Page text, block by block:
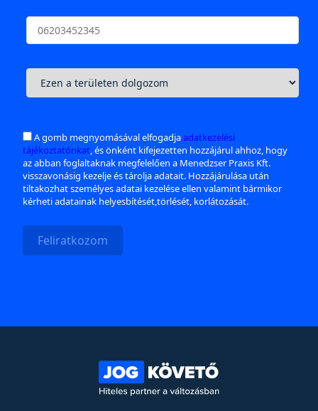
A gomb megnyomásával elfogadjaadatkezelési
tájékoztatónkat, és önként kifejezetten hozzájárul ahhoz, hogy
az abban foglaltaknak megfelelően a Menedzser Praxis Kft.
visszavonásig kezelje és tárolja adatait. Hozzájárulása után
tiltakozhat személyes adatai kezelése ellen valamint bármikor
kérheti adatainak helyesbítését,törlését, korlátozását.
Feliratkozom